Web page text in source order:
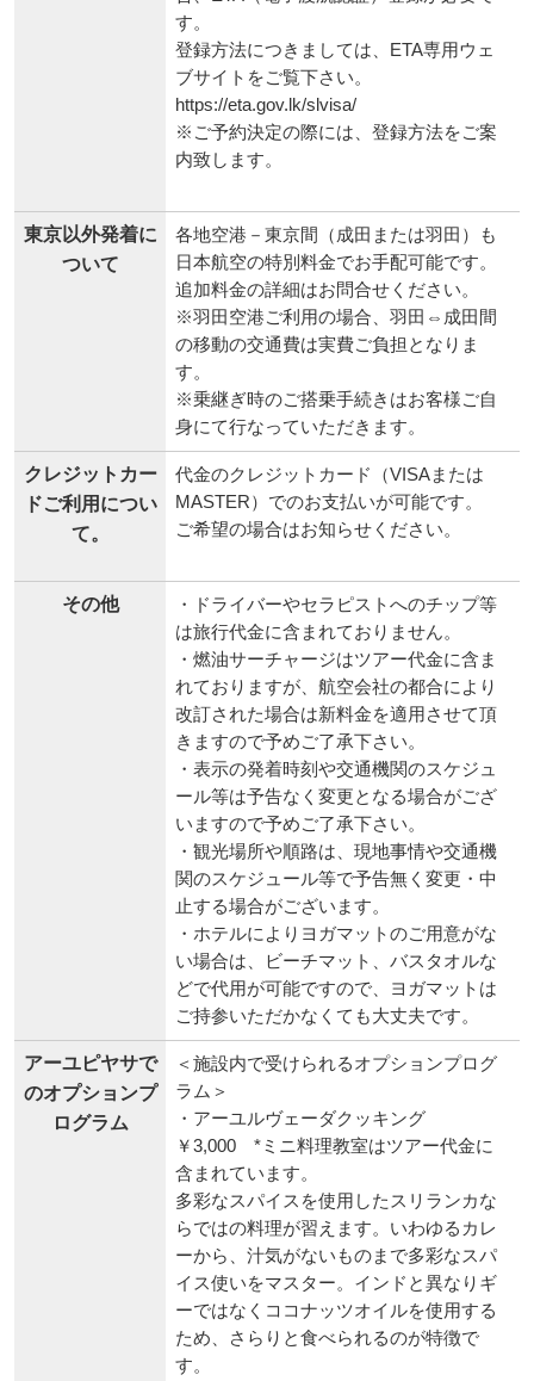
す。
登録方法につきましては、ETA専用ウェ
ブサイトをご覧下さい。
https://eta.gov.lk/slvisa/
※ご予約決定の際には、登録方法をご案
内致します。
東京以外発着に
ついて
各地空港－東京間（成田または羽田）も
日本航空の特別料金でお手配可能です。
追加料金の詳細はお問合せください。
※羽田空港ご利用の場合、羽田⇔成田間
の移動の交通費は実費ご負担となりま
す。
※乗継ぎ時のご搭乗手続きはお客様ご自
身にて行なっていただきます。
クレジットカー
ドご利用につい
て。
代金のクレジットカード（VISAまたは
MASTER）でのお支払いが可能です。
ご希望の場合はお知らせください。
その他
・ドライバーやセラピストへのチップ等
は旅行代金に含まれておりません。
・燃油サーチャージはツアー代金に含ま
れておりますが、航空会社の都合により
改訂された場合は新料金を適用させて頂
きますので予めご了承下さい。
・表示の発着時刻や交通機関のスケジュ
ール等は予告なく変更となる場合がござ
いますので予めご了承下さい。
・観光場所や順路は、現地事情や交通機
関のスケジュール等で予告無く変更・中
止する場合がございます。
・ホテルによりヨガマットのご用意がな
い場合は、ビーチマット、バスタオルな
どで代用が可能ですので、ヨガマットは
ご持参いただかなくても大丈夫です。
アーユピヤサで
のオプションプ
ログラム
＜施設内で受けられるオプションプログ
ラム＞
・アーユルヴェーダクッキング
￥3,000 *ミニ料理教室はツアー代金に
含まれています。
多彩なスパイスを使用したスリランカな
らではの料理が習えます。いわゆるカレ
ーから、汁気がないものまで多彩なスパ
イス使いをマスター。インドと異なりギ
ーではなくココナッツオイルを使用する
ため、さらりと食べられるのが特徴で
す。